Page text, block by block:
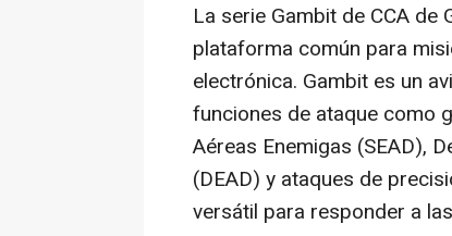
La serie Gambit de CCA de
plataforma común para
electrónica. Gambit es un
funciones de ataque como
Aéreas Enemigas (SEAD),
(DEAD) y ataques de
versátil para responder a